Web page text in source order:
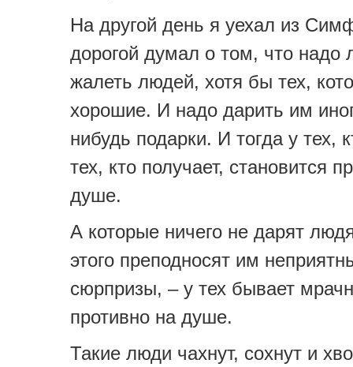
На другой день я уехал из
дорогой думал о том, что надо
жалеть людей, хотя бы тех,
хорошие. И надо дарить им
нибудь подарки. И тогда у тех,
тех, кто получает, становится
душе.
А которые ничего не дарят
этого преподносят им
сюрпризы, – у тех бывает
противно на душе.
Такие люди чахнут, сохнут и